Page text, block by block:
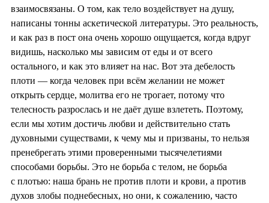
взаимосвязаны. О том, как тело воздействует на душу,
написаны тонны аскетической литературы. Это реальность,
и как раз в пост она очень хорошо ощущается, когда вдруг
видишь, насколько мы зависим от еды и от всего
остального, и как это влияет на нас. Вот эта дебелость
плоти — когда человек при всём желании не может
открыть сердце, молитва его не трогает, потому что
телесность разрослась и не даёт душе взлететь. Поэтому,
если мы хотим достичь любви и действительно стать
духовными существами, к чему мы и призваны, то нельзя
пренебрегать этими проверенными тысячелетиями
способами борьбы. Это не борьба с телом, не борьба
с плотью: наша брань не против плоти и крови, а против
духов злобы поднебесных, но они, к сожалению, часто